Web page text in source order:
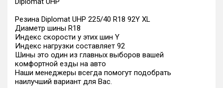
Резина Diplomat UHP 225/40 R18 92Y XL
Диаметр шины R18
Индекс скорости у этих шин Y
Индекс нагрузки составляет 92
Шины это один из главных выборов вашей
комфортной езды на авто
Наши менеджеры всегда помогут подобрать
наилучший вариант для Вас.